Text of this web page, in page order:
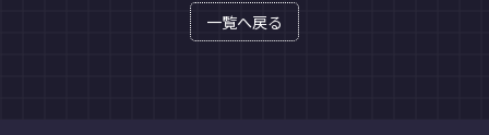
一覧へ戻る